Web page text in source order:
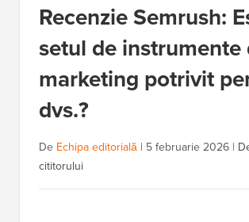
Recenzie Semrush:
setul de instrumente
marketing potrivit
dvs.?
De Echipa editorială | 5 februarie 2026 |
cititorului